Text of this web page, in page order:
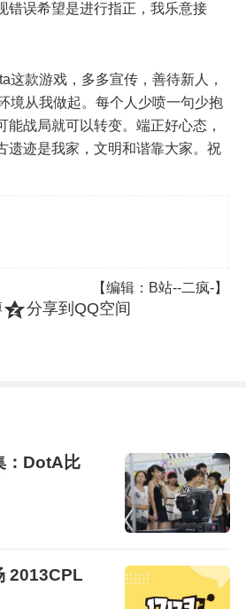
错误希望是进行指正，我乐意接
这款游戏，多多宣传，善待新人，
境从我做起。每个人少喷一句少抱
能战局就可以转变。端正好心态，
遗迹是我家，文明和谐靠大家。祝
【编辑：B站--二疯-】
z分享到QQ空间
：DotA比
2013CPL